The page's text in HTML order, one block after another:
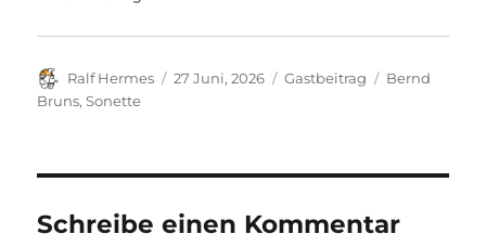
Autor
Ralf Hermes
Veröffentlicht
27 Juni, 2026 Kategorien
Gastbeitrag Schlagwörter
Bernd
Bruns,Sonette
Schreibe einen Kommentar